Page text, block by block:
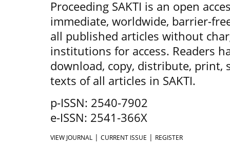
Proceeding SAKTI is an open
immediate, worldwide, barrier-
all published articles without
institutions for access. Readers
download, copy, distribute, print,
texts of all articles in SAKTI.
p-ISSN: 2540-7902
e-ISSN: 2541-366X
VIEW JOURNAL | CURRENT ISSUE | REGISTER